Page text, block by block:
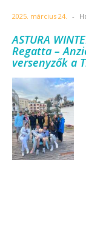
2025. március 24. -
ASTURA
Regatta –
versenyzők a